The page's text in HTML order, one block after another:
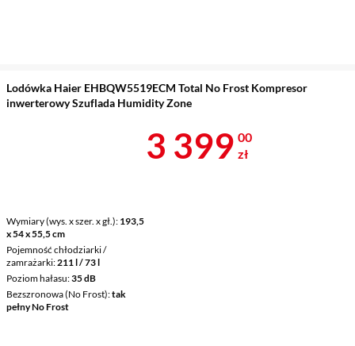
Lodówka Haier EHBQW5519ECM Total No Frost Kompresor
inwerterowy Szuflada Humidity Zone
Wymiary (wys. x szer. x gł.) 193,5
x 54 x 55,5 cm
Pojemność chłodziarki /
zamrażarki 211 l / 73 l
Poziom hałasu 35 dB
Bezszronowa (No Frost) tak
pełny No Frost
Cena 3 399 zł
3 399 00
zł